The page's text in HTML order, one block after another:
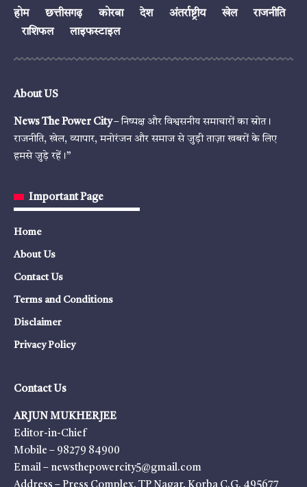
होम छत्तीसगढ़ कोरबा देश अंतर्राष्ट्रीय खेल
राजनीति
राशिफल
लाइफस्टाइल
About US
News The Power City– निष्पक्ष और विश्वसनीय समाचारों का स्रोत।
राजनीति, खेल, व्यापार, मनोरंजन और समाज से जुड़ी ताज़ा खबरों के लिए
हमसे जुड़े रहें।”
Important Page
Home
About Us
Contact Us
Terms and Conditions
Disclaimer
Privacy Policy
Contact Us
ARJUN MUKHERJEE
Editor-in-Chief
Mobile – 98279 84900
Email – newsthepowercity5@gmail.com